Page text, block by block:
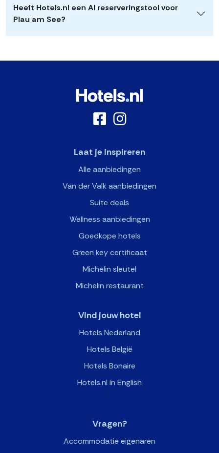
Heeft Hotels.nl een AI reserveringstool voor
Plau am See?
Laat je inspireren
Alle aanbiedingen
Van der Valk aanbiedingen
Suite deals
Wellness aanbiedingen
Goedkope hotels
Green key certificaat
Michelin sleutel
Michelin restaurant
Vind jouw hotel
Hotels Nederland
Hotels België
Hotels Bonaire
Hotels.nl in English
>
Vragen?
Accommodatie eigenaren